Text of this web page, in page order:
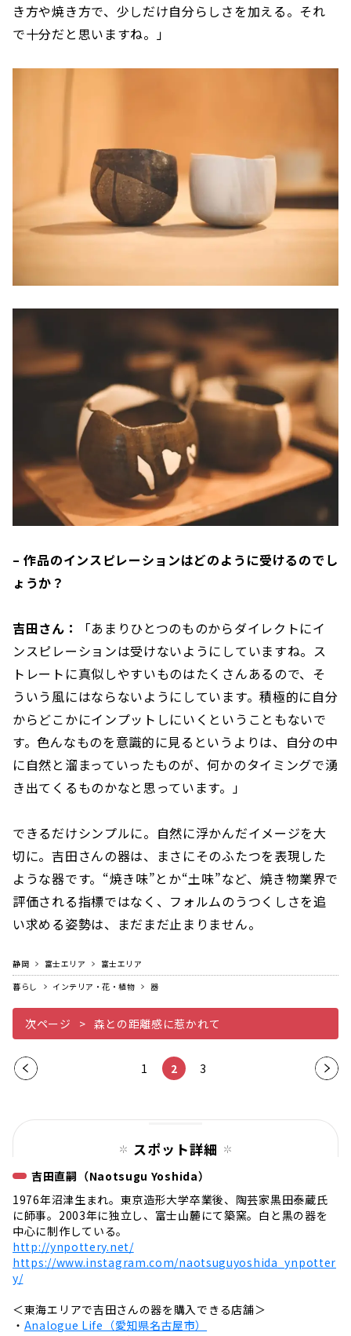
き方や焼き方で、少しだけ自分らしさを加える。それ
で十分だと思いますね。」
– 作品のインスピレーションはどのように受けるのでし
ょうか？
吉田さん：
「あまりひとつのものからダイレクトにイ
ンスピレーションは受けないようにしていますね。ス
トレートに真似しやすいものはたくさんあるので、そ
ういう風にはならないようにしています。積極的に自分
からどこかにインプットしにいくということもないで
す。色んなものを意識的に見るというよりは、自分の中
に自然と溜まっていったものが、何かのタイミングで湧
き出てくるものかなと思っています。」
できるだけシンプルに。自然に浮かんだイメージを大
切に。吉田さんの器は、まさにそのふたつを表現した
ような器です。“焼き味”とか“土味”など、焼き物業界で
評価される指標ではなく、フォルムのうつくしさを追
い求める姿勢は、まだまだ止まりません。
静岡 富士エリア
富士エリア
暮らし
インテリア・花・植物 器
次ページ 森との距離感に惹かれて
前の
1 2 3
次の
スポット詳細
吉田直嗣（Naotsugu Yoshida）
1976年沼津生まれ。東京造形大学卒業後、陶芸家黒田泰蔵氏
に師事。2003年に独立し、富士山麓にて築窯。白と黒の器を
中心に制作している。
http://ynpottery.net/
https://www.instagram.com/naotsuguyoshida_ynpotter
y/
＜東海エリアで吉田さんの器を購入できる店舗＞
・ Analogue Life（愛知県名古屋市）